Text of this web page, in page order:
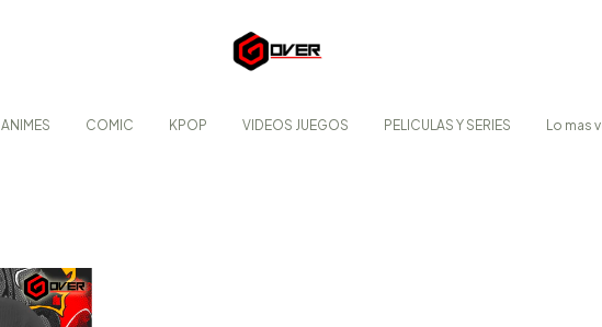
ANIMES COMIC KPOP VIDEOS JUEGOS PELICULAS Y SERIES Lo mas